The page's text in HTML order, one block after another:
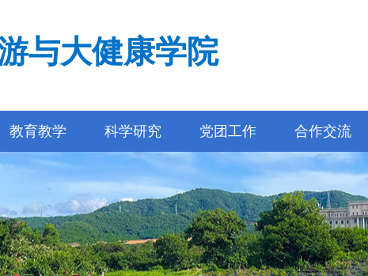
与大健康学院
教育教学 科学研究 党团工作 合作交流